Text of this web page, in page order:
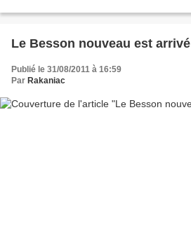
Le Besson nouveau est arrivé
Publié le 31/08/2011 à 16:59
Par Rakaniac